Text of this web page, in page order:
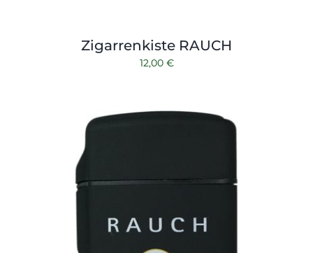
Zigarrenkiste RAUCH
12,00 €